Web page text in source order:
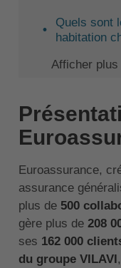
Quels sont
habitation
Afficher plus
Euroassurance,
assurance
plus de 500
gère plus de 208
ses 162 000
du groupe VILAVI